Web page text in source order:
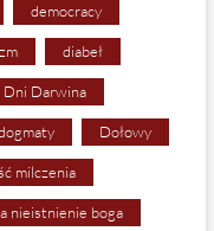
democracy
diabeł
Dni Darwina
Dołowy
milczenia
nieistnienie boga